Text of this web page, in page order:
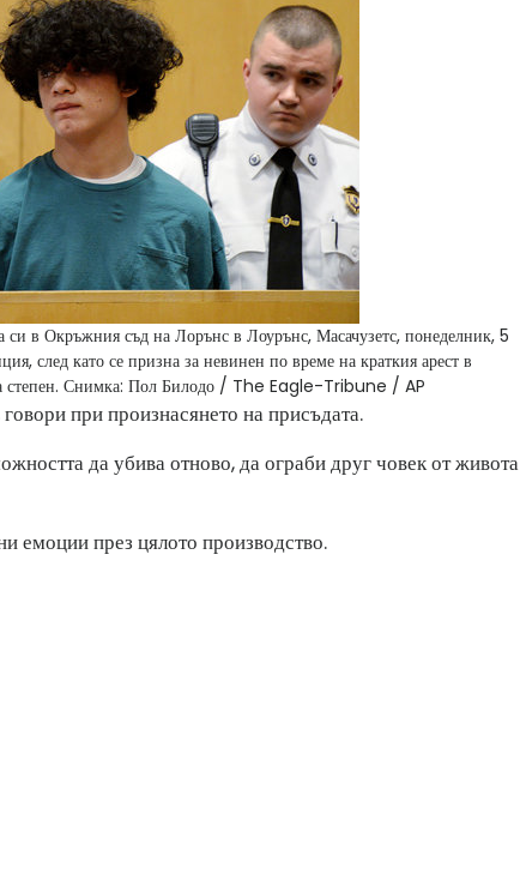
в Окръжния съд на Лорънс в Лоурънс, Масачузетс, понеделник, 5
след като се призна за невинен по време на краткия арест в
Снимка: Пол Билодо / The Eagle-Tribune / AP
при произнасянето на присъдата.
да убива отново, да ограби друг човек от живота
емоции през цялото производство.